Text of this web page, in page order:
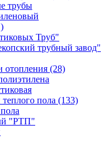
трубы
Труб"
трубный завод"
отопления (28)
пола (133)
"РТП"